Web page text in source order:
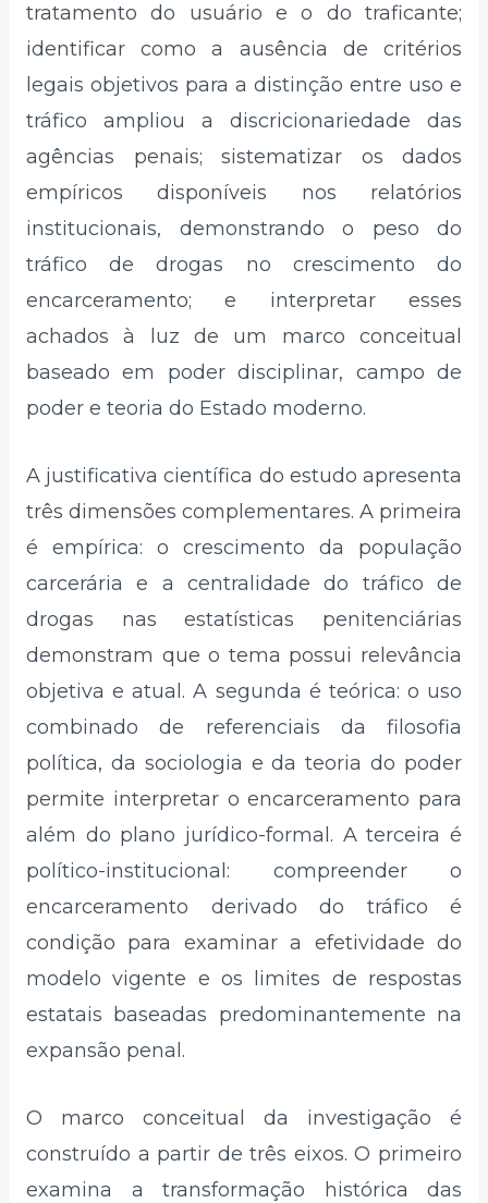
tratamento do usuário e o do traficante;
identificar como a ausência de critérios
legais objetivos para a distinção entre uso e
tráfico ampliou a discricionariedade das
agências penais; sistematizar os dados
empíricos disponíveis nos relatórios
institucionais, demonstrando o peso do
tráfico de drogas no crescimento do
encarceramento; e interpretar esses
achados à luz de um marco conceitual
baseado em poder disciplinar, campo de
poder e teoria do Estado moderno.
A justificativa científica do estudo apresenta
três dimensões complementares. A primeira
é empírica: o crescimento da população
carcerária e a centralidade do tráfico de
drogas nas estatísticas penitenciárias
demonstram que o tema possui relevância
objetiva e atual. A segunda é teórica: o uso
combinado de referenciais da filosofia
política, da sociologia e da teoria do poder
permite interpretar o encarceramento para
além do plano jurídico-formal. A terceira é
político-institucional: compreender o
encarceramento derivado do tráfico é
condição para examinar a efetividade do
modelo vigente e os limites de respostas
estatais baseadas predominantemente na
expansão penal.
O marco conceitual da investigação é
construído a partir de três eixos. O primeiro
examina a transformação histórica das